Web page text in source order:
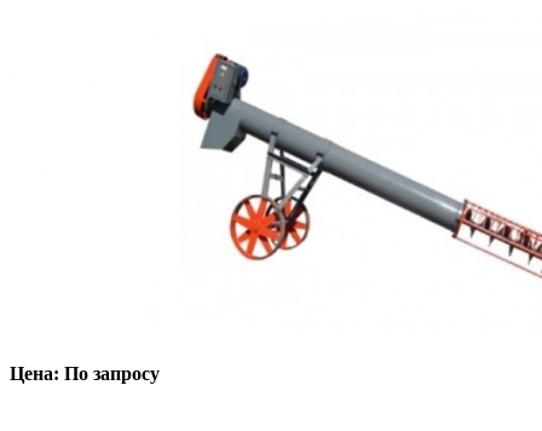
Цена: По запросу